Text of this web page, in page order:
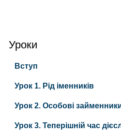
Уроки
Вступ
Урок 1. Рід іменників
Урок 2. Особові
Урок 3. Теперішній час